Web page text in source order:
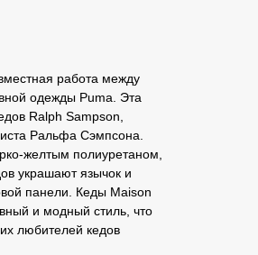
работа между
одежды Puma. Эта
Ralph Sampson,
Ральфа Сэмпсона.
желтым полиуретаном,
украшают язычок и
панели. Кеды Maison
и модный стиль, что
любителей кедов